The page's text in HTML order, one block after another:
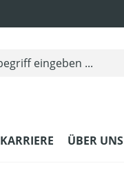
KARRIERE ÜBER UNS